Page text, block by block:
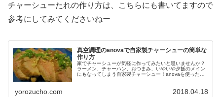
チャーシューたれの作り方は、こちらにも書いてますので
参考にしてみてくださいねー
真空調理のanovaで自家製チャーシューの簡単な
作り方
家でチャーシューが気軽に作ってみたいと思いませんか？
ラーメン、チャーハン、おつまみ、いやいや夕飯のメイン
にもなってしまう自家製チャーシュー！anovaを使った真
yorozucho.com 2018.04.18